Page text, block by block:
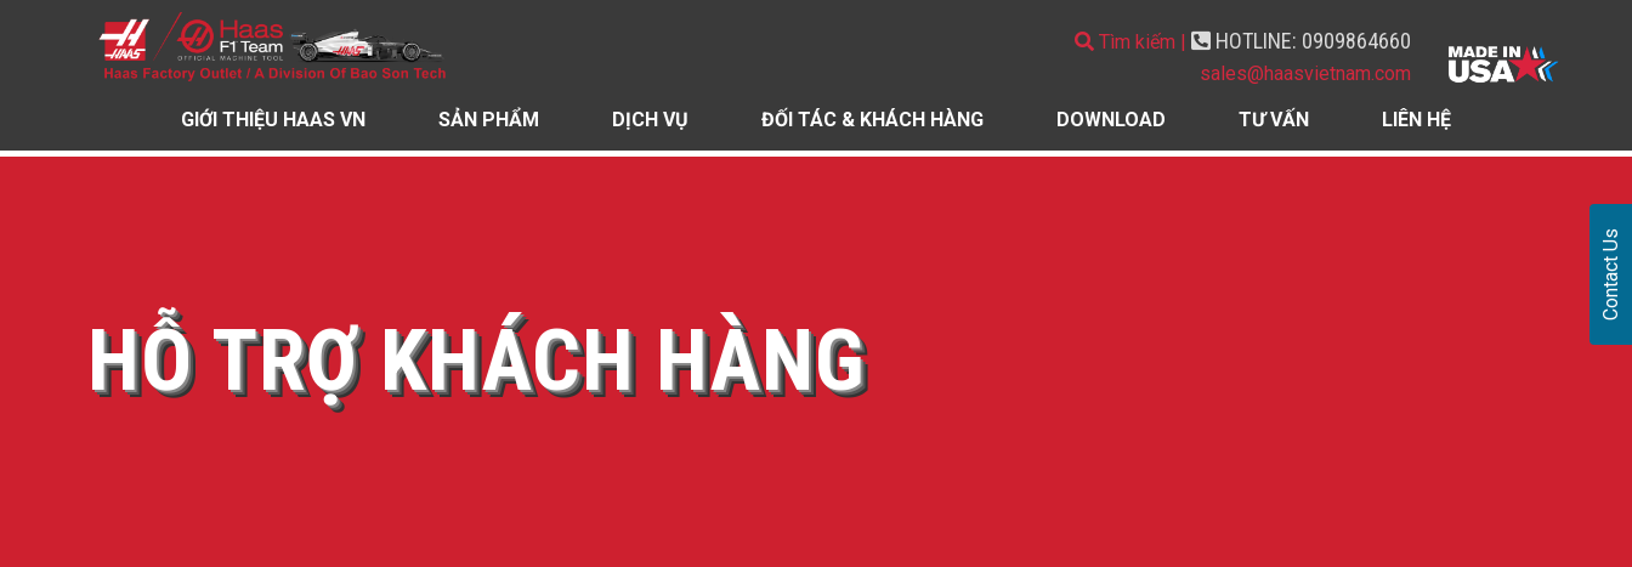
Tìm kiếm | HOTLINE: 0909864660
sales@haasvietnam.com
GIỚI THIỆU HAAS VN SẢN PHẨM DỊCH VỤ ĐỐI TÁC & KHÁCH HÀNG DOWNLOAD TƯ VẤN LIÊN HỆ
HỖ TRỢ KHÁCH HÀNG
Contact Us